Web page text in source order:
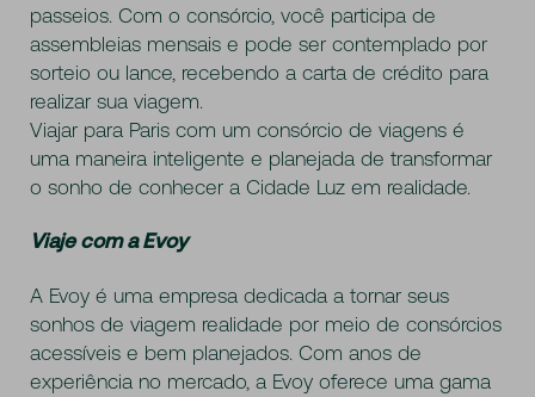
passeios. Com o consórcio, você participa de
assembleias mensais e pode ser contemplado por
sorteio ou lance, recebendo a carta de crédito para
realizar sua viagem.
Viajar para Paris com um consórcio de viagens é
uma maneira inteligente e planejada de transformar
o sonho de conhecer a Cidade Luz em realidade.
Viaje com a Evoy
A Evoy é uma empresa dedicada a tornar seus
sonhos de viagem realidade por meio de consórcios
acessíveis e bem planejados. Com anos de
experiência no mercado, a Evoy oferece uma gama